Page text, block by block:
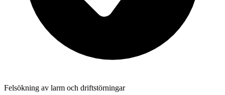
Felsökning av larm och driftstörningar